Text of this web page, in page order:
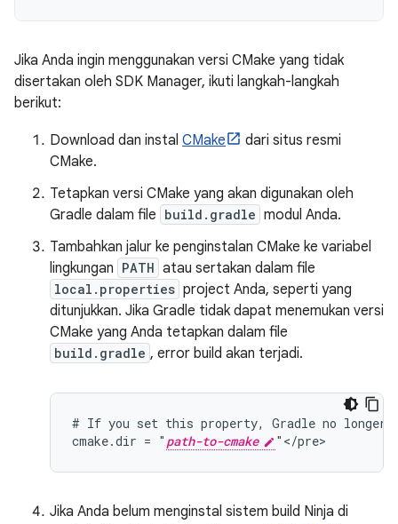
Jika Anda ingin menggunakan versi CMake yang tidak
disertakan oleh SDK Manager, ikuti langkah-langkah
berikut:
Download dan instal CMake
dari situs resmi
CMake.
Tetapkan versi CMake yang akan digunakan oleh
Gradle dalam file build.gradle modul Anda.
Tambahkan jalur ke penginstalan CMake ke variabel
lingkungan PATH atau sertakan dalam file
local.properties project Anda, seperti yang
ditunjukkan. Jika Gradle tidak dapat menemukan versi
CMake yang Anda tetapkan dalam file
build.gradle , error build akan terjadi.
# If you set this property, Gradle no longer
cmake.dir = " path-to-cmake
Jika Anda belum menginstal sistem build Ninja di